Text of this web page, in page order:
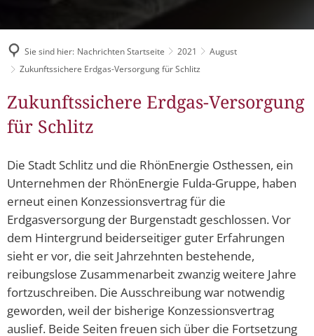
Konzertsaal LMAH
Schlitzer Geschichten
Sie sind hier: Nachrichten Startseite 2021
August
Zukunftssichere Erdgas-Versorgung für Schlitz
Zukunftssichere Erdgas-Versorgung
für Schlitz
Die Stadt Schlitz und die RhönEnergie Osthessen, ein
Unternehmen der RhönEnergie Fulda-Gruppe, haben
erneut einen Konzessionsvertrag für die
Erdgasversorgung der Burgenstadt geschlossen. Vor
dem Hintergrund beiderseitiger guter Erfahrungen
sieht er vor, die seit Jahrzehnten bestehende,
reibungslose Zusammenarbeit zwanzig weitere Jahre
fortzuschreiben. Die Ausschreibung war notwendig
geworden, weil der bisherige Konzessionsvertrag
auslief. Beide Seiten freuen sich über die Fortsetzung